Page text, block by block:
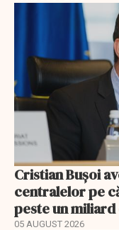
Cristian Bușoi
centralelor pe
peste un
05 AUGUST 2026